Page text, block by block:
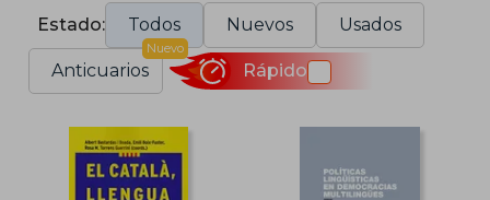
Estado: Todos Nuevos Usados
Anticuarios
Nuevo
Rápido